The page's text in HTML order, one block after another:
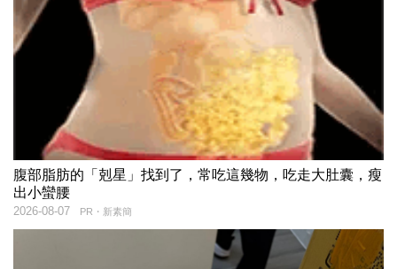
腹部脂肪的「剋星」找到了，常吃這幾物，吃走大肚囊，瘦
出小蠻腰
PR・新素簡
2026-08-07